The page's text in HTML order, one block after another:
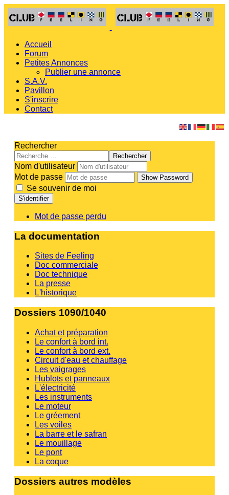
Accueil
Forum
Petites Annonces
Publier une annonce
S.A.V.
Pavillon
S'inscrire
Contact
Rechercher
Rechercher
Nom d'utilisateur
Mot de passe
Show Password
Se souvenir de moi
S'identifier
Mot de passe perdu
La documentation
Sites de Feeling
Doc commerciale
Doc technique
La presse
L'historique
Dossiers 1090/1040
Achat et préparation
Le confort à bord int.
Le confort à bord ext.
Circuit d'eau et chauffage
Les vaigrages
Hublots et panneaux
L'électricité
Les instruments
Le moteur
Le gréement
Les voiles
La barre et le safran
Le mouillage
Le pont
La coque
Dossiers autres modèles